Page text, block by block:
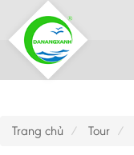
Trang chủ Tour